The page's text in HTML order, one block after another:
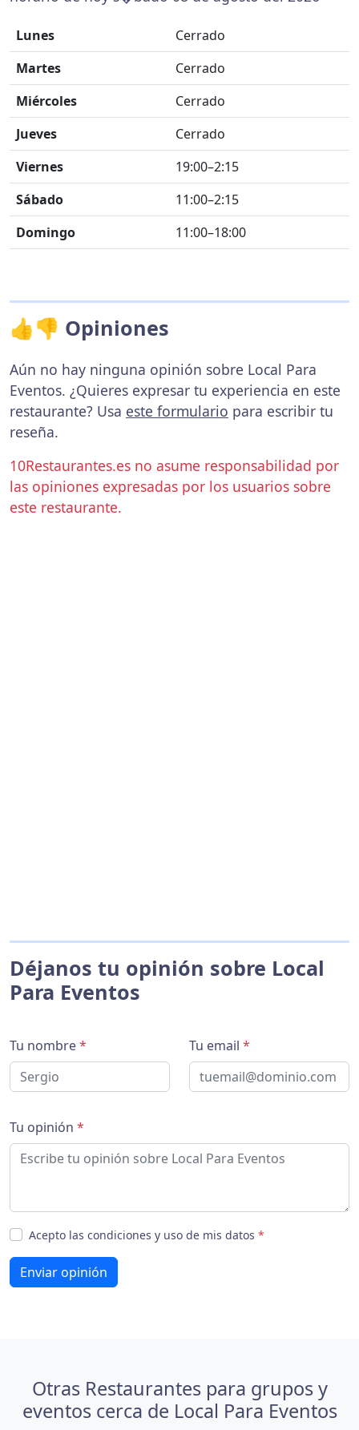
Lunes
Cerrado
Martes
Cerrado
Miércoles
Cerrado
Jueves
Cerrado
Viernes
19:00–2:15
Sábado
11:00–2:15
Domingo
11:00–18:00
👍👎 Opiniones
Aún no hay ninguna opinión sobre Local Para
Eventos. ¿Quieres expresar tu experiencia en este
restaurante? Usa este formulario para escribir tu
reseña.
10Restaurantes.es no asume responsabilidad por
las opiniones expresadas por los usuarios sobre
este restaurante.
Déjanos tu opinión sobre Local
Para Eventos
Tu nombre* Tu email *
Tu opinión *
Acepto las condiciones y uso de mis datos *
Enviar opinión
Otras Restaurantes para grupos y
eventos cerca de Local Para Eventos